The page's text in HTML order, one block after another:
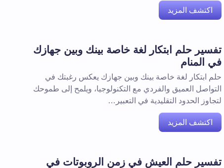
اكتشف المزيد
تفسير حلم ابتكار لغة خاصة بينك وبين جهازك
في المنام
حلم ابتكار لغة خاصة بينك وبين جهازك يعكس رغبتك في
التواصل العميق والفردي مع التكنولوجيا، ويلمح إلى طموحك
لتجاوز الحدود التقليدية في التعبير…
اكتشف المزيد
تفسير حلم العيش في زمن الروبوتات في